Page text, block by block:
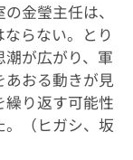
金瑩主任は、
ならない。とり
が広がり、軍
おる動きが見
繰り返す可能性
。（ヒガシ、坂